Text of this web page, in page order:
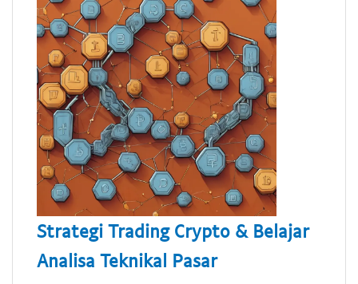
Strategi Trading Crypto & Belajar
Analisa Teknikal Pasar